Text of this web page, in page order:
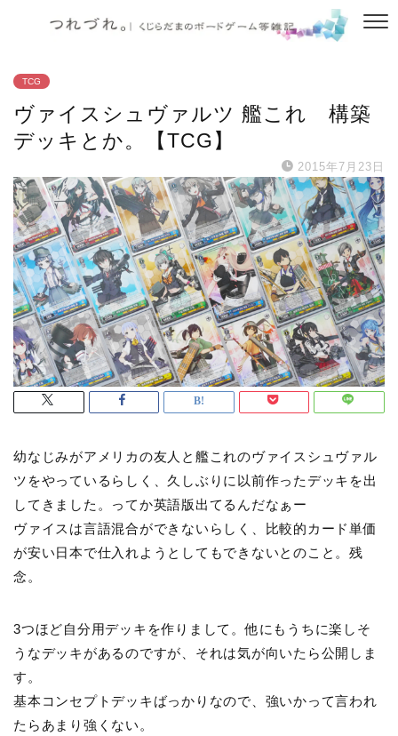
TCG
ヴァイスシュヴァルツ 艦これ 構築
デッキとか。【TCG】
2015年7月23日
幼なじみがアメリカの友人と艦これのヴァイスシュヴァル
ツをやっているらしく、久しぶりに以前作ったデッキを出
してきました。ってか英語版出てるんだなぁー
ヴァイスは言語混合ができないらしく、比較的カード単価
が安い日本で仕入れようとしてもできないとのこと。残
念。
3つほど自分用デッキを作りまして。他にもうちに楽しそ
うなデッキがあるのですが、それは気が向いたら公開しま
す。
基本コンセプトデッキばっかりなので、強いかって言われ
たらあまり強くない。